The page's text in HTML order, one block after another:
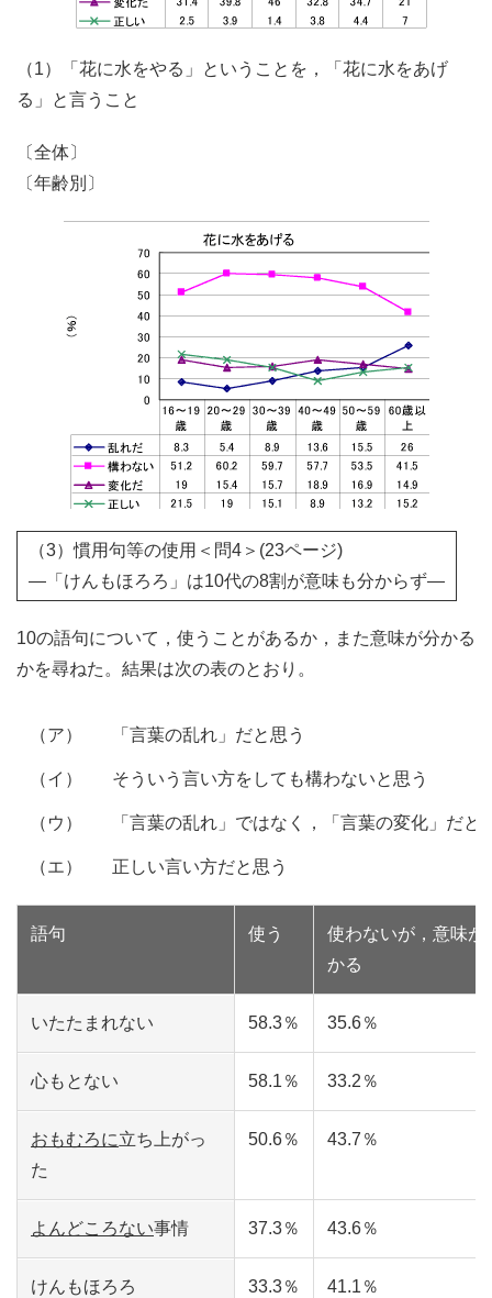
（1）「花に水をやる」ということを，「花に水をあげ
る」と言うこと
〔全体〕
〔年齢別〕
（3）慣用句等の使用＜問4＞(23ページ)
―「けんもほろろ」は10代の8割が意味も分からず―
10の語句について，使うことがあるか，また意味が分かる
かを尋ねた。結果は次の表のとおり。
（ア） 「言葉の乱れ」だと思う
（イ） そういう言い方をしても構わないと思う
（ウ） 「言葉の乱れ」ではなく，「言葉の変化」だと
（エ） 正しい言い方だと思う
語句 使う
使わないが，意味が
かる
いたたまれない 58.3％ 35.6％
心もとない 58.1％ 33.2％
おもむろに立ち上がっ
た
50.6％ 43.7％
よんどころない事情 37.3％ 43.6％
けんもほろろ 33.3％ 41.1％